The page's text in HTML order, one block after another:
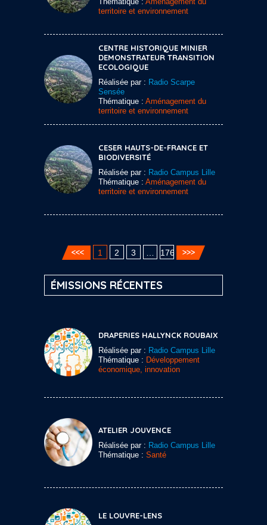
territoire et environnement
CENTRE HISTORIQUE MINIER
DEMONSTRATEUR TRANSITION
ECOLOGIQUE
Réalisée par : Radio Scarpe
Sensée
Thématique : Aménagement du
territoire et environnement
CESER HAUTS-DE-FRANCE ET
BIODIVERSITÉ
Réalisée par : Radio Campus Lille
Thématique : Aménagement du
territoire et environnement
1 2 3 176
ÉMISSIONS RÉCENTES
DRAPERIES HALLYNCK ROUBAIX
Réalisée par : Radio Campus Lille
Thématique : Développement
économique, innovation
ATELIER JOUVENCE
Réalisée par : Radio Campus Lille
Thématique : Santé
LE LOUVRE-LENS